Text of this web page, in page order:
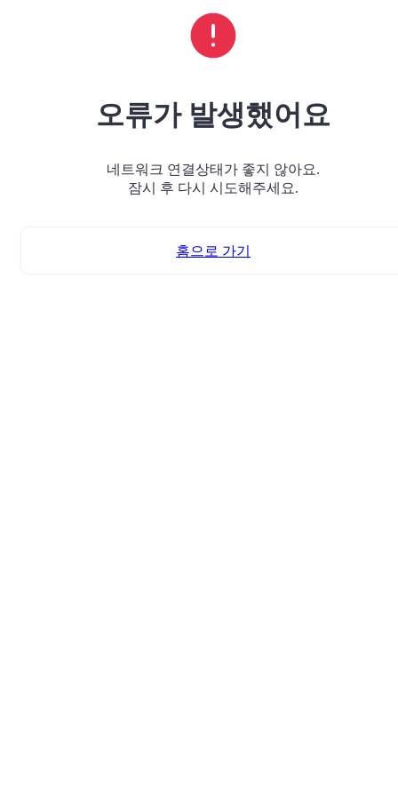
오류가 발생했어요
네트워크 연결상태가 좋지 않아요.
잠시 후 다시 시도해주세요.
홈으로 가기